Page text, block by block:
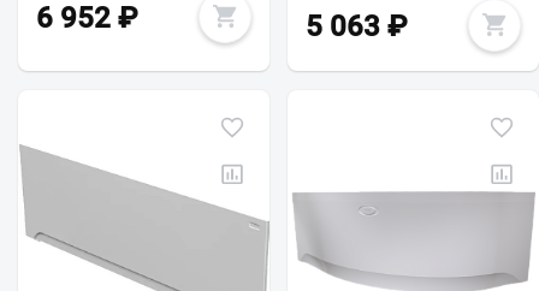
6 952 ₽ 5 063 ₽